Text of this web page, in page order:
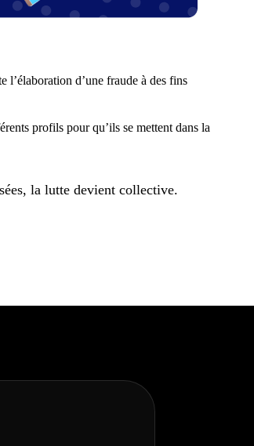
l’élaboration d’une fraude à des fins
profils pour qu’ils se mettent dans la
la lutte devient collective.